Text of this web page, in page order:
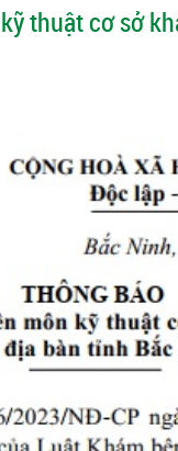
thuật cơ sở